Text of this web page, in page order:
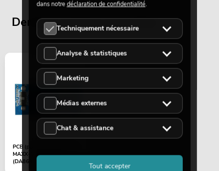
Derniers articles consultés
PCB (power amplifier Sat)
MAXX-1206DSP 2.1
(DA8683)
dans notre déclaration de confidentialité.
Techniquement nécessaire
Analyse & statistiques
Marketing
Médias externes
Chat & assistance
Tout accepter